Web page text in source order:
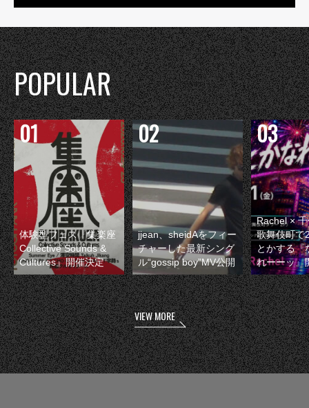
POPULAR
体験型フェス『集楽座
Collective Sounds &
Cultures』開催決定
jjean、sheidAをフィー
チャーした最新シング
ル“gossip boy”MV公開
Rachel ×
歌舞伎町で
とかする『
れーーッ』
VIEW MORE